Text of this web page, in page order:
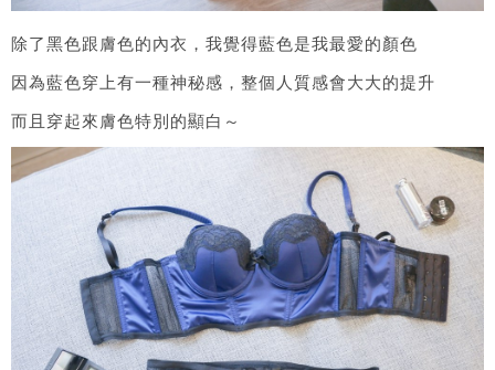
除了黑色跟膚色的內衣，我覺得藍色是我最愛的顏色
因為藍色穿上有一種神秘感，整個人質感會大大的提升
而且穿起來膚色特別的顯白～